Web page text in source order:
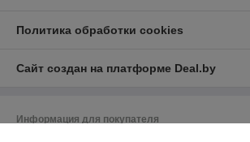
Политика обработки cookies
Сайт создан на платформе Deal.by
Информация для покупателя